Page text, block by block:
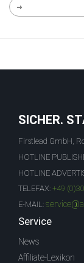
SICHER.
Firstlead GmbH,
HOTLINE
HOTLINE
TELEFAX: +49
E-MAIL:
Service
News
Affiliate-Lexikon